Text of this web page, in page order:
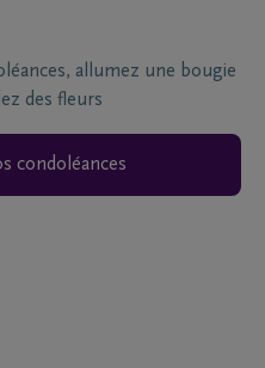
allumez une bougie
des fleurs
condoléances